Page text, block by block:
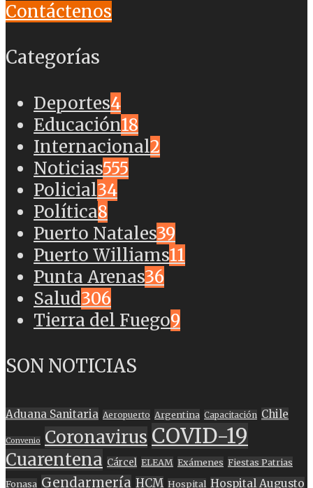
Contáctenos
Categorías
Deportes4
Educación18
Internacional2
Noticias555
Policial34
Política8
Puerto Natales39
Puerto Williams11
Punta Arenas36
Salud306
Tierra del Fuego9
SON NOTICIAS
Aduana Sanitaria Aeropuerto Argentina Capacitación Chile
Convenio Coronavirus COVID-19
Cuarentena Cárcel ELEAM Exámenes Fiestas Patrias
Fonasa Gendarmería HCM Hospital Hospital Augusto